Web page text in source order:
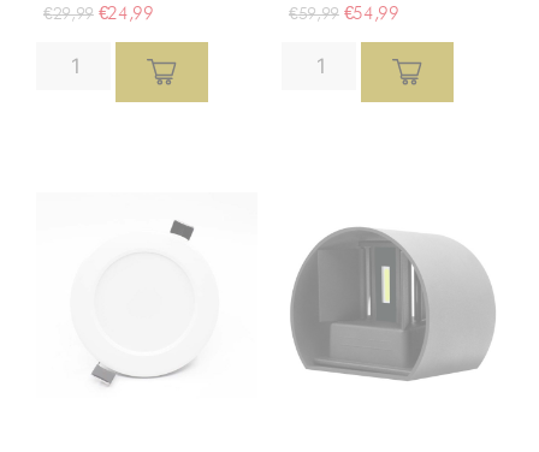
€29,99 €24,99 €59,99 €54,99